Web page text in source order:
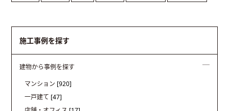
施工事例を探す
建物から事例を探す
マンション [920]
一戸建て [47]